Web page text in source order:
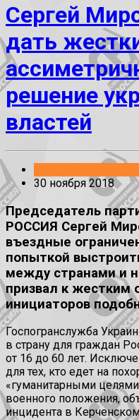
Сергей
дать
решение
властей
30 ноября 2018
Председатель
РОССИЯ Сергей
въездные
попыткой
между странами и
призвал к жестким
инициаторов
Госпогранслужба
в страну для граждан
от 16 до 60 лет.
для тех, кто едет на
«гуманитарными
военного положения,
инцидента в